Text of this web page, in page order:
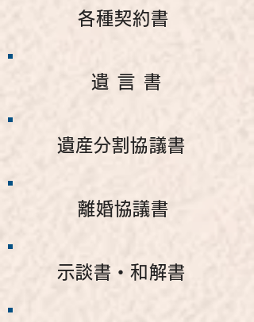
各種契約書
遺言書
遺産分割協議書
離婚協議書
示談書・和解書